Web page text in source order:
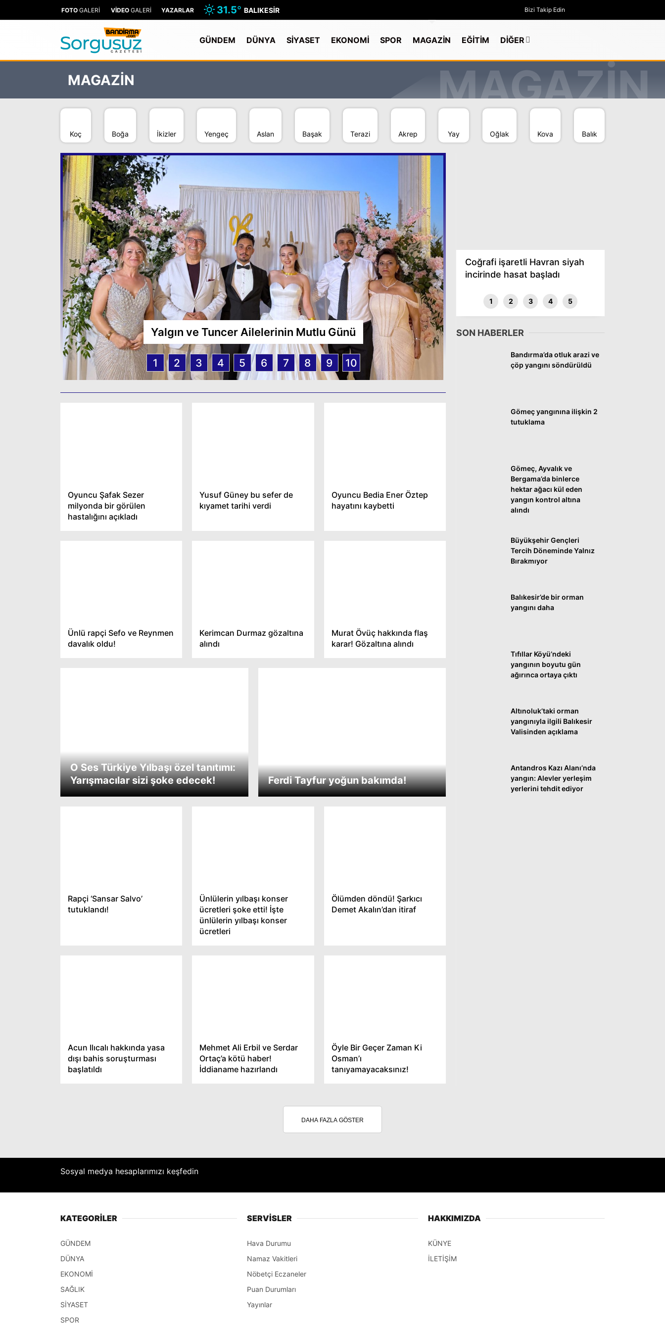
EKONOMİ
MAGAZİN
FOTO GALERİ VİDEO GALERİ YAZARLAR 31.5° BALIKESIR Bizi Takip Edin
GÜNDEM DÜNYA SİYASET EKONOMİ SPOR MAGAZİN EĞİTİM DİĞER
MAGAZİN
Koç Boğa İkizler Yengeç Aslan Başak Terazi Akrep Yay Oğlak Kova Balık
Yalgın ve Tuncer Ailelerinin Mutlu Günü
1 2 3 4 5 6 7 8 9 10
Oyuncu Şafak Sezer
milyonda bir görülen
hastalığını açıkladı
Yusuf Güney bu sefer de
kıyamet tarihi verdi
Oyuncu Bedia Ener Öztep
hayatını kaybetti
Ünlü rapçi Sefo ve Reynmen
davalık oldu!
Kerimcan Durmaz gözaltına
alındı
Murat Övüç hakkında flaş
karar! Gözaltına alındı
O Ses Türkiye Yılbaşı özel tanıtımı:
Yarışmacılar sizi şoke edecek!
Ferdi Tayfur yoğun bakımda!
Rapçi ‘Sansar Salvo’
tutuklandı!
Ünlülerin yılbaşı konser
ücretleri şoke etti! İşte
ünlülerin yılbaşı konser
ücretleri
Ölümden döndü! Şarkıcı
Demet Akalın’dan itiraf
Acun Ilıcalı hakkında yasa
dışı bahis soruşturması
başlatıldı
Mehmet Ali Erbil ve Serdar
Ortaç’a kötü haber!
İddianame hazırlandı
Öyle Bir Geçer Zaman Ki
Osman’ı
tanıyamayacaksınız!
Coğrafi işaretli Havran siyah
incirinde hasat başladı
1 2 3 4 5
SON HABERLER
Bandırma’da otluk arazi ve
çöp yangını söndürüldü
Gömeç yangınına ilişkin 2
tutuklama
Gömeç, Ayvalık ve
Bergama’da binlerce
hektar ağacı kül eden
yangın kontrol altına
alındı
Büyükşehir Gençleri
Tercih Döneminde Yalnız
Bırakmıyor
Balıkesir’de bir orman
yangını daha
Tıfıllar Köyü’ndeki
yangının boyutu gün
ağırınca ortaya çıktı
Altınoluk’taki orman
yangınıyla ilgili Balıkesir
Valisinden açıklama
Antandros Kazı Alanı’nda
yangın: Alevler yerleşim
yerlerini tehdit ediyor
DAHA FAZLA GÖSTER
Sosyal medya hesaplarımızı keşfedin
KATEGORİLER
GÜNDEM
DÜNYA
EKONOMİ
SAĞLIK
SİYASET
SPOR
SERVİSLER
Hava Durumu
Namaz Vakitleri
Nöbetçi Eczaneler
Puan Durumları
Yayınlar
HAKKIMIZDA
KÜNYE
İLETİŞİM